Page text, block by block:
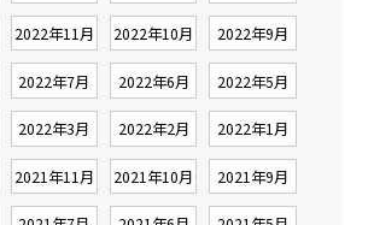
2022年11月 2022年10月 2022年9月
2022年7月 2022年6月 2022年5月
2022年3月 2022年2月 2022年1月
2021年11月 2021年10月 2021年9月